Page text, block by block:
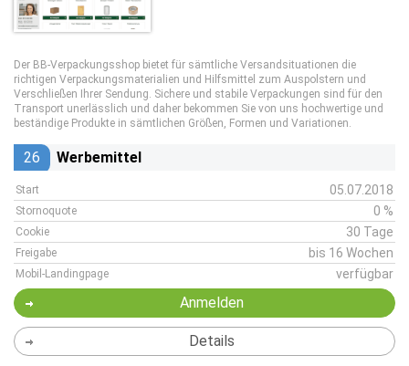
Der BB-Verpackungsshop bietet für sämtliche Versandsituationen die
richtigen Verpackungsmaterialien und Hilfsmittel zum Auspolstern und
Verschließen Ihrer Sendung. Sichere und stabile Verpackungen sind für den
Transport unerlässlich und daher bekommen Sie von uns hochwertige und
beständige Produkte in sämtlichen Größen, Formen und Variationen.
26 Werbemittel
Start 05.07.2018
Stornoquote 0 %
Cookie 30 Tage
Freigabe bis 16 Wochen
Mobil-Landingpage verfügbar
Anmelden
Details